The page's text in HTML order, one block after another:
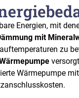
Energien, mit
mit
zu
Wärmepumpe